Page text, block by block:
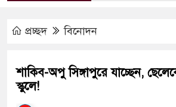
প্রচ্ছদ বিনোদন
শাকিব-অপু সিঙ্গাপুরে যাচ্ছেন,
স্কুলে!